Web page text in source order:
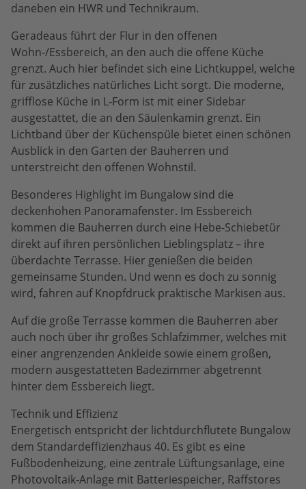
daneben ein HWR und Technikraum.
Geradeaus führt der Flur in den offenen
Wohn-/Essbereich, an den auch die offene Küche
grenzt. Auch hier befindet sich eine Lichtkuppel, welche
für zusätzliches natürliches Licht sorgt. Die moderne,
grifflose Küche in L-Form ist mit einer Sidebar
ausgestattet, die an den Säulenkamin grenzt. Ein
Lichtband über der Küchenspüle bietet einen schönen
Ausblick in den Garten der Bauherren und
unterstreicht den offenen Wohnstil.
Besonderes Highlight im Bungalow sind die
deckenhohen Panoramafenster. Im Essbereich
kommen die Bauherren durch eine Hebe-Schiebetür
direkt auf ihren persönlichen Lieblingsplatz – ihre
überdachte Terrasse. Hier genießen die beiden
gemeinsame Stunden. Und wenn es doch zu sonnig
wird, fahren auf Knopfdruck praktische Markisen aus.
Auf die große Terrasse kommen die Bauherren aber
auch noch über ihr großes Schlafzimmer, welches mit
einer angrenzenden Ankleide sowie einem großen,
modern ausgestatteten Badezimmer abgetrennt
hinter dem Essbereich liegt.
Technik und Effizienz
Energetisch entspricht der lichtdurchflutete Bungalow
dem Standardeffizienzhaus 40. Es gibt es eine
Fußbodenheizung, eine zentrale Lüftungsanlage, eine
Photovoltaik-Anlage mit Batteriespeicher, Raffstores